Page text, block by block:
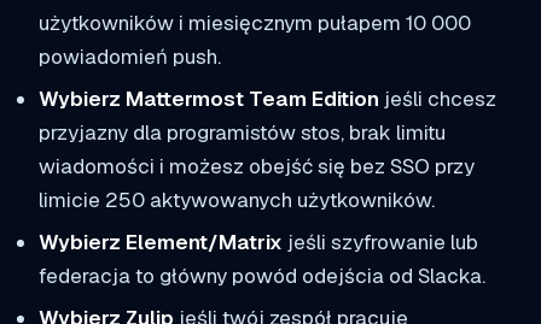
użytkowników i miesięcznym pułapem 10 000
powiadomień push.
Wybierz Mattermost Team Edition jeśli chcesz
przyjazny dla programistów stos, brak limitu
wiadomości i możesz obejść się bez SSO przy
limicie 250 aktywowanych użytkowników.
Wybierz Element/Matrix jeśli szyfrowanie lub
federacja to główny powód odejścia od Slacka.
Wybierz Zulip jeśli twój zespół pracuje